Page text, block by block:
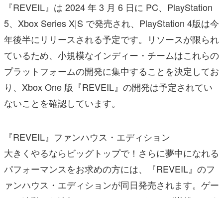
『REVEIL』は 2024 年 3 月 6 日に PC、PlayStation
5、Xbox Series X|S で発売され、PlayStation 4版は今
年後半にリリースされる予定です。リソースが限られ
ているため、小規模なインディー・チームはこれらの
プラットフォームの開発に集中することを決定してお
り、Xbox One 版『REVEIL』の開発は予定されてい
ないことを確認しています。
『REVEIL』ファンハウス・エディション
大きくやるならビッグトップで！さらに夢中になれる
パフォーマンスをお求めの方には、『REVEIL』のフ
ァンハウス・エディションが同日発売されます。ゲー